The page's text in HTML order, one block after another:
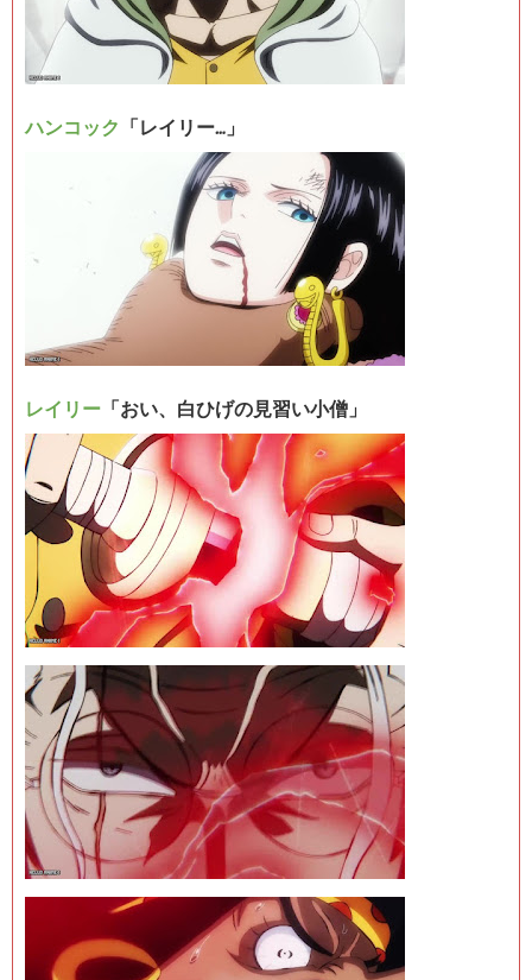
ハンコック 「レイリー…」
レイリー 「おい、白ひげの見習い小僧」